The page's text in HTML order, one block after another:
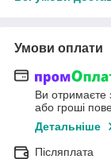
Умови оплати
Ви отримаєте
або гроші
Детальніше
Післяплата